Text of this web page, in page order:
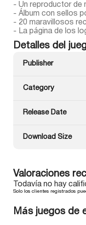
- Un reproductor de
- Álbum con sellos
- 20 maravillosos
- La página de los
Detalles del
Publisher
Category
Release Date
Download Size
Valoraciones
Todavía no hay
Solo los clientes registrados
Más juegos de